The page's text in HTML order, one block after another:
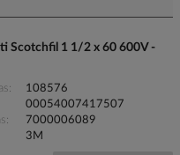
Scotchfil 1 1/2 x 60 600V -
108576
00054007417507
7000006089
3M